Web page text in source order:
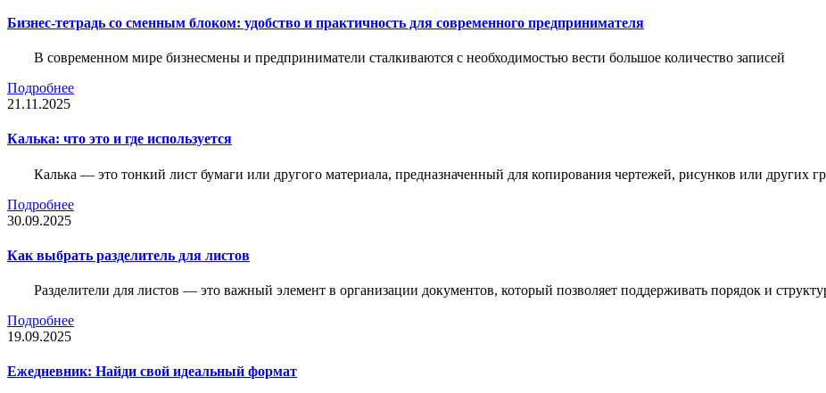
Бизнес-тетрадь со сменным блоком: удобство и практичность для современного предпринимателя
В современном мире бизнесмены и предприниматели сталкиваются с необходимостью вести большое количество записей
Подробнее
21.11.2025
Калька: что это и где используется
Калька — это тонкий лист бумаги или другого материала, предназначенный для копирования чертежей, рисунков или других
Подробнее
30.09.2025
Как выбрать разделитель для листов
Разделители для листов — это важный элемент в организации документов, который позволяет поддерживать порядок и
Подробнее
19.09.2025
Ежедневник: Найди свой идеальный формат